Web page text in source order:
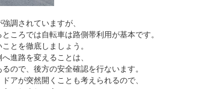
調されていますが、
ころでは自転車は路側帯利用が基本です。
とを徹底しましょう。
進路を変えることは、
ので、後方の安全確認を行ないます。
アが突然開くことも考えられるので、